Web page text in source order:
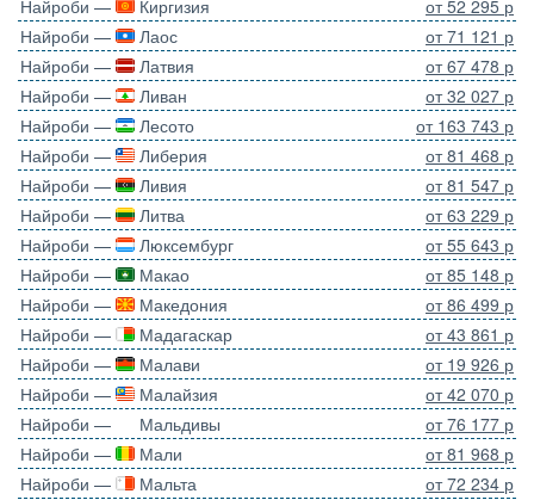
Найроби — Киргизия
от 52 295 р
Найроби —
Лаос
от 71 121 р
Найроби —
Латвия
от 67 478 р
Найроби —
Ливан
от 32 027 р
Найроби —
Лесото
от 163 743 р
Найроби —
Либерия
от 81 468 р
Найроби —
Ливия
от 81 547 р
Найроби —
Литва
от 63 229 р
Найроби —
Люксембург
от 55 643 р
Найроби —
Макао
от 85 148 р
Найроби —
Македония
от 86 499 р
Найроби —
Мадагаскар
от 43 861 р
Найроби —
Малави
от 19 926 р
Найроби —
Малайзия
от 42 070 р
Найроби —
Мальдивы
от 76 177 р
Найроби —
Мали
от 81 968 р
Найроби —
Мальта
от 72 234 р